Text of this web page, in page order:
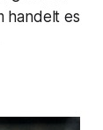
handelt es